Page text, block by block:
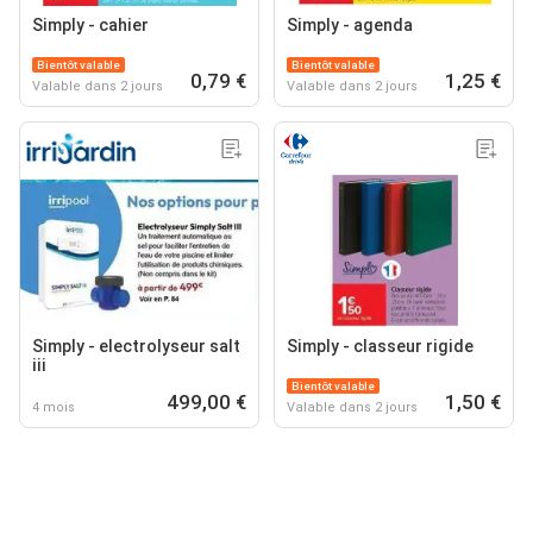
Simply - cahier
Bientôt valable
Valable dans 2 jours 0,79 €
Simply - agenda
Bientôt valable
Valable dans 2 jours 1,25 €
Simply - electrolyseur salt
iii
4 mois 499,00 €
Simply - classeur rigide
Bientôt valable
Valable dans 2 jours 1,50 €